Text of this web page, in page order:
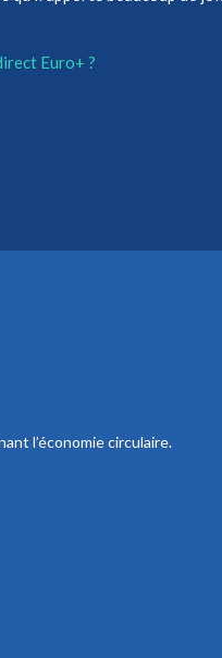
Euro+ ?
l’économie circulaire.